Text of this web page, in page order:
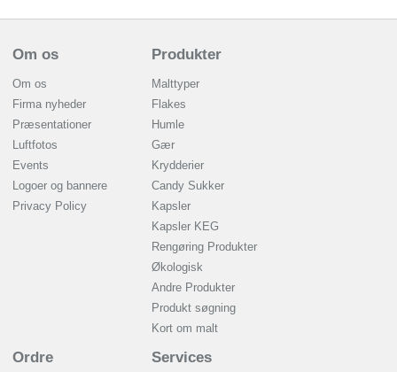
Om os
Om os
Firma nyheder
Præsentationer
Luftfotos
Events
Logoer og bannere
Privacy Policy
Produkter
Malttyper
Flakes
Humle
Gær
Krydderier
Candy Sukker
Kapsler
Kapsler KEG
Rengøring Produkter
Økologisk
Andre Produkter
Produkt søgning
Kort om malt
Ordre Services